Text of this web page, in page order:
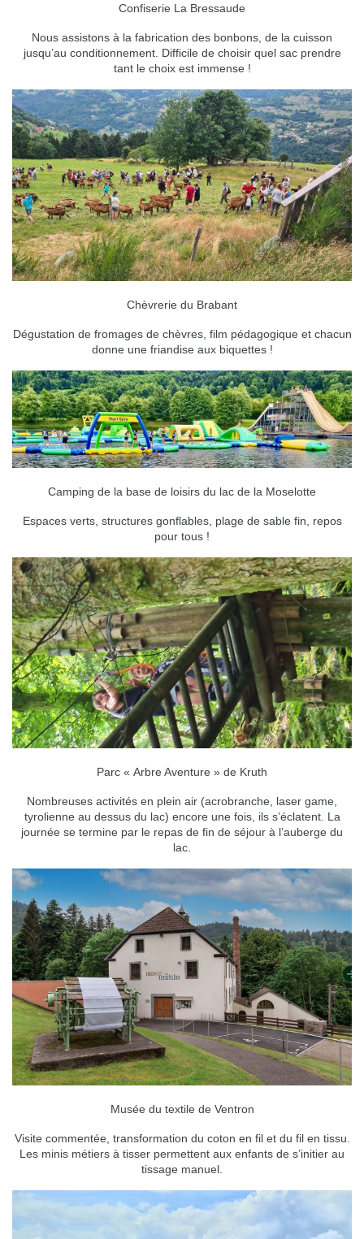
Confiserie La Bressaude
Nous assistons à la fabrication des bonbons, de la cuisson
jusqu’au conditionnement. Difficile de choisir quel sac prendre
tant le choix est immense !
Chèvrerie du Brabant
Dégustation de fromages de chèvres, film pédagogique et chacun
donne une friandise aux biquettes !
Camping de la base de loisirs du lac de la Moselotte
Espaces verts, structures gonflables, plage de sable fin, repos
pour tous !
Parc « Arbre Aventure » de Kruth
Nombreuses activités en plein air (acrobranche, laser game,
tyrolienne au dessus du lac) encore une fois, ils s’éclatent. La
journée se termine par le repas de fin de séjour à l’auberge du
lac.
Musée du textile de Ventron
Visite commentée, transformation du coton en fil et du fil en tissu.
Les minis métiers à tisser permettent aux enfants de s’initier au
tissage manuel.